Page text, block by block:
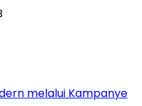
melalui Kampanye